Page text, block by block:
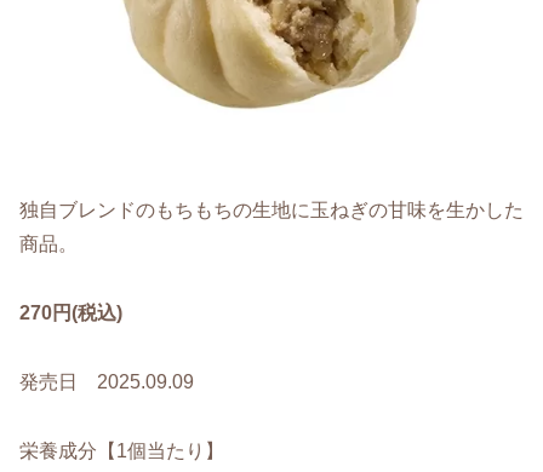
独自ブレンドのもちもちの生地に玉ねぎの甘味を生かした
商品。
270円(税込)
発売日 2025.09.09
栄養成分【1個当たり】